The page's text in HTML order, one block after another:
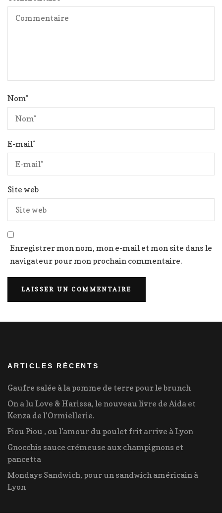
Nom*
E-mail*
Site web
Enregistrer mon nom, mon e-mail et mon site dans le
navigateur pour mon prochain commentaire.
ARTICLES RÉCENTS
Gaufre salée à la pomme de terre pour le brunch
On a lu Love & Harissa, le nouveau livre de Aida et
Kenza de l’Ormiellerie.
Piou Piou , ou l’amour du poulet frit arrive à Lyon
Gnocchis sauce crémeuse aux champignons et
pancetta
Mondays Sandwich, pour un sandwich américain à
Lyon